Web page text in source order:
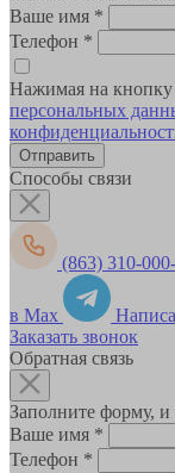
Ваше имя *
Телефон *
Нажимая на
персональных
Способы связи
(863) 310-
в Max
Заказать звонок
Обратная связь
Заполните форму,
Ваше имя *
Телефон *